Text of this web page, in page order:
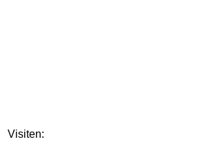
Visiten: